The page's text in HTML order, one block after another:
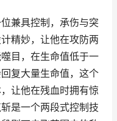
兼具控制，承伤与突
精妙，让他在攻防两
目，在生命值低于一
复大量生命值，这个
让他在残血时拥有惊
是一个两段式控制技